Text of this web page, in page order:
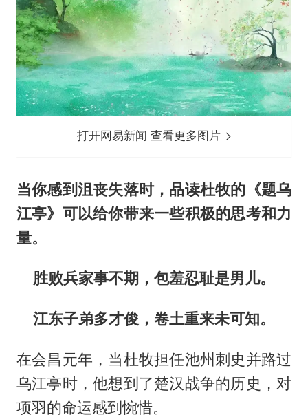
打开网易新闻 查看更多图片
当你感到沮丧失落时，品读杜牧的《题乌
江亭》可以给你带来一些积极的思考和力
量。
胜败兵家事不期，包羞忍耻是男儿。
江东子弟多才俊，卷土重来未可知。
在会昌元年，当杜牧担任池州刺史并路过
乌江亭时，他想到了楚汉战争的历史，对
项羽的命运感到惋惜。